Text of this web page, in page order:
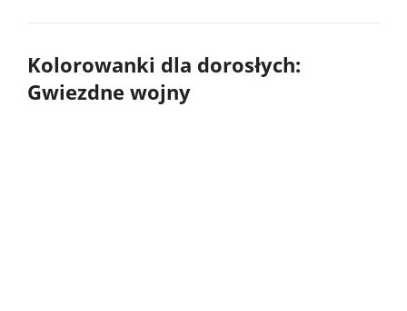
Kolorowanki dla dorosłych:
Gwiezdne wojny